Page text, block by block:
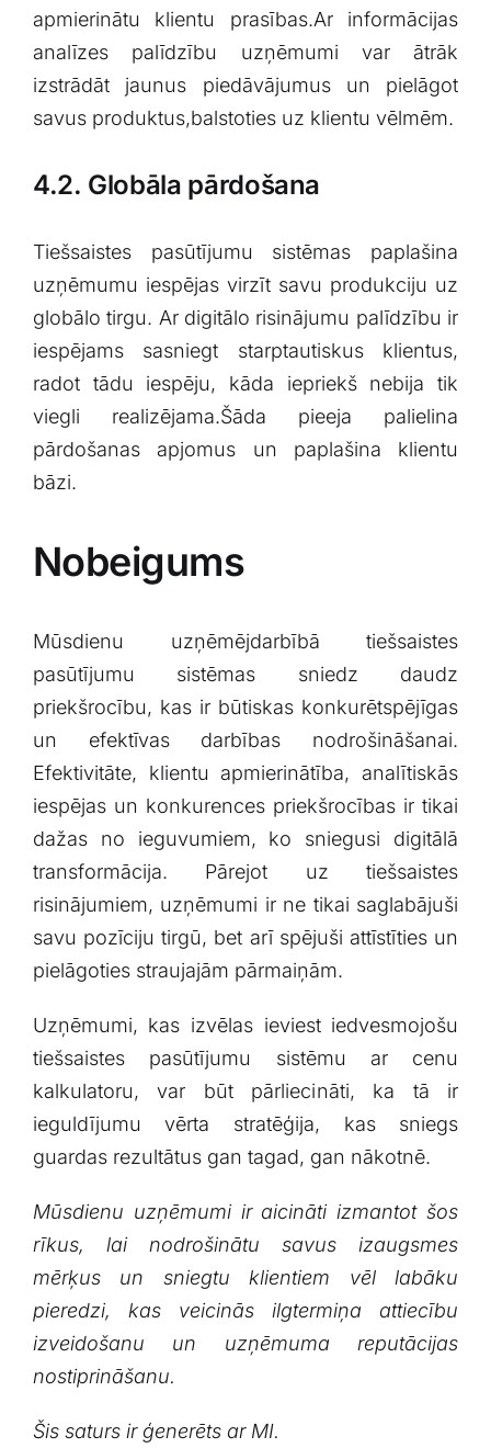
apmierinātu klientu prasības.Ar informācijas
analīzes ⁣palīdzību uzņēmumi var ātrāk
izstrādāt jaunus piedāvājumus un pielāgot
savus ⁢produktus,balstoties uz klientu vēlmēm.
4.2. Globāla pārdošana
Tiešsaistes pasūtījumu sistēmas paplašina
uzņēmumu iespējas virzīt savu produkciju ‍uz
globālo tirgu. Ar digitālo risinājumu palīdzību ir
iespējams sasniegt starptautiskus ​klientus,
radot tādu iespēju, kāda iepriekš nebija tik
viegli realizējama.Šāda pieeja palielina
pārdošanas apjomus un paplašina klientu
bāzi.
Nobeigums
Mūsdienu uzņēmējdarbībā tiešsaistes
pasūtījumu sistēmas sniedz‍ daudz
priekšrocību, kas ir būtiskas konkurētspējīgas
un efektīvas darbības nodrošināšanai.
Efektivitāte, klientu apmierinātība, analītiskās
iespējas un konkurences priekšrocības ir tikai
dažas no ieguvumiem, ko sniegusi digitālā
transformācija. Pārejot uz tiešsaistes
risinājumiem, uzņēmumi ir ne tikai saglabājuši
savu pozīciju tirgū, bet ‌arī spējuši⁣ attīstīties un
pielāgoties‍ straujajām pārmaiņām.
Uzņēmumi, kas⁢ izvēlas ieviest iedvesmojošu
tiešsaistes pasūtījumu​ sistēmu ar cenu
kalkulatoru, var būt pārliecināti, ka tā ir
‍ieguldījumu vērta stratēģija, kas sniegs
guardas rezultātus gan tagad, gan nākotnē.
Mūsdienu uzņēmumi⁤ ir aicināti izmantot šos
rīkus,⁢ lai nodrošinātu⁤ savus izaugsmes⁣
mērķus un sniegtu klientiem vēl labāku
pieredzi,​ kas veicinās ilgtermiņa attiecību
izveidošanu un uzņēmuma ⁣reputācijas
nostiprināšanu.
Šis saturs ir ģenerēts ar MI.